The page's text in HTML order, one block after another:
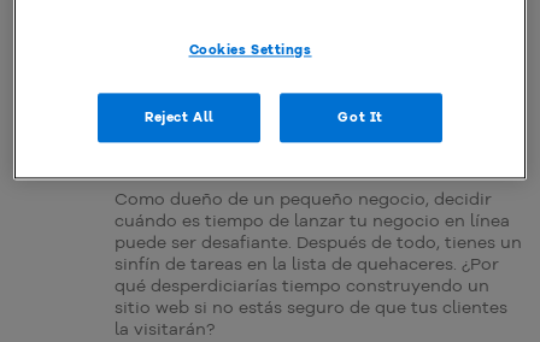
¿Es tiempo de llevar tu pequeño
Como dueño de un pequeño negocio, decidir
cuándo es tiempo de lanzar tu negocio en línea
puede ser desafiante. Después de todo, tienes un
sinfín de tareas en la lista de quehaceres. ¿Por
qué desperdiciarías tiempo construyendo un
sitio web si no estás seguro de que tus clientes
la visitarán?
Cookies Settings
Reject All Got It